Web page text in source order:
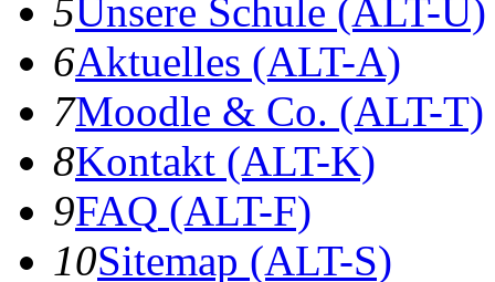
5Unsere Schule (ALT-U)
6Aktuelles (ALT-A)
7Moodle & Co. (ALT-T)
8Kontakt (ALT-K)
9FAQ (ALT-F)
10Sitemap (ALT-S)